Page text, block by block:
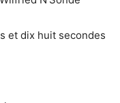
et dix huit secondes